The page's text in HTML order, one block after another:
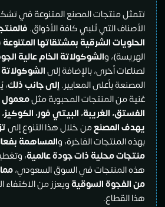
تتمثل منتجات المصنع المتنوعة في
الأصناف التي تُلبي كافة الأذواق.
الحلويات الشرقية بمشتقاتها المتنوعة
الهريسة)، والشوكولاتة الخام عالية
لصناعات أخرى، بالإضافة إلى
المصنعة بأعلى المعايير.إلى جانب ذلك،
غنية من المنتجات المحبوبة مثلمعمول
الفستق، الغريبة، البيتي فور،
يهدف المصنعمن خلال هذا التنوع إلى
بهذه المنتجات الفاخرة، والمساهمة
منتجات محلية ذات جودة عالمية،
هذه المنتجات في السوق السعودي،
من الفجوة السوقيةويعزز من
هذا القطاع.